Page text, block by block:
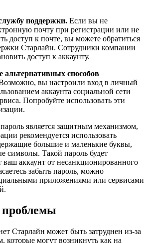
поддержки. Если вы не
почту при регистрации или не
доступ к почте, вы можете обратиться
Старлайн. Сотрудники компании
доступ к аккаунту.
альтернативных способов
вы настроили вход в личный
аккаунта социальной сети
Попробуйте использовать эти
является защитным механизмом,
рекомендуется использовать
большие и маленькие буквы,
символы. Такой пароль будет
аккаунт от несанкционированного
забыть пароль, можно
приложениями или сервисами
проблемы
Старлайн может быть затруднен из-за
которые могут возникнуть как на